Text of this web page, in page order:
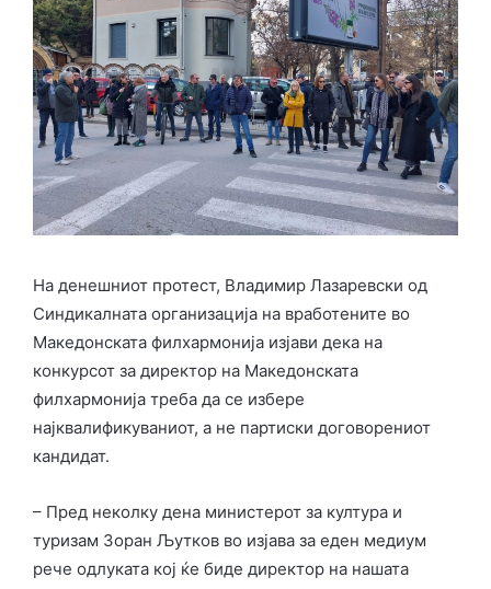
На денешниот протест, Владимир Лазаревски од
Синдикалната организација на вработените во
Македонската филхармонија изјави дека на
конкурсот за директор на Македонската
филхармонија треба да се избере
најквалификуваниот, а не партиски договорениот
кандидат.
– Пред неколку дена министерот за култура и
туризам Зоран Љутков во изјава за еден медиум
рече одлуката кој ќе биде директор на нашата